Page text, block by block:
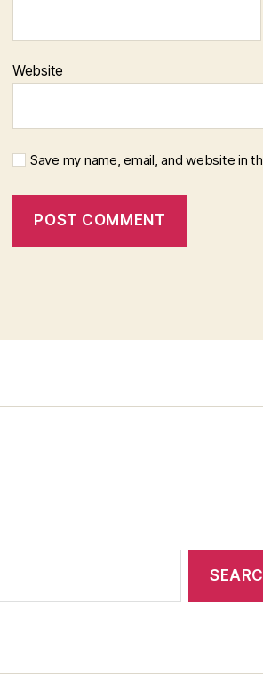
Website
Save my name, email, and website in